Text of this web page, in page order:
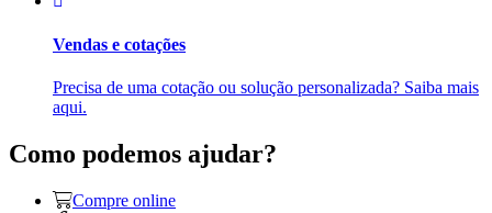
Vendas e cotações
Precisa de uma cotação ou solução personalizada? Saiba mais
aqui.
Como podemos ajudar?
Compre online